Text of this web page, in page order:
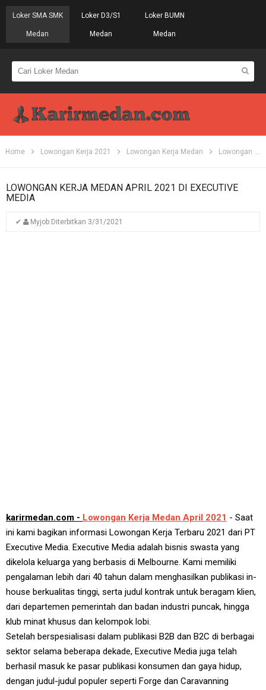
Loker SMA SMK
Medan
Loker D3/S1
Medan
Loker BUMN
Medan
Home Lowongan Kerja 2021 Lowongan Kerja Medan Lowongan Kerja SMA
LOWONGAN KERJA MEDAN APRIL 2021 DI EXECUTIVE
MEDIA
✔ Myjob Diterbitkan 3/31/2021
karirmedan.com - Lowongan Kerja Medan April 2021 - Saat
ini kami bagikan informasi Lowongan Kerja Terbaru 2021 dari PT
Executive Media. Executive Media adalah bisnis swasta yang
dikelola keluarga yang berbasis di Melbourne. Kami memiliki
pengalaman lebih dari 40 tahun dalam menghasilkan publikasi in-
house berkualitas tinggi, serta judul kontrak untuk beragam klien,
dari departemen pemerintah dan badan industri puncak, hingga
klub minat khusus dan kelompok lobi.
Setelah berspesialisasi dalam publikasi B2B dan B2C di berbagai
sektor selama beberapa dekade, Executive Media juga telah
berhasil masuk ke pasar publikasi konsumen dan gaya hidup,
dengan judul-judul populer seperti Forge dan Caravanning